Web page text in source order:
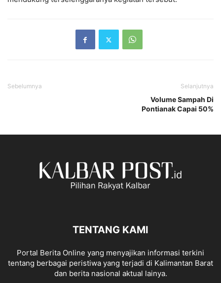
Sebelumnya Selanjutnya
Volume Sampah Di
Pontianak Capai 50%
TENTANG KAMI
Portal Berita Online yang menyajikan informasi terkini
tentang berbagai peristiwa yang terjadi di Kalimantan Barat
dan berita nasional aktual lainya.